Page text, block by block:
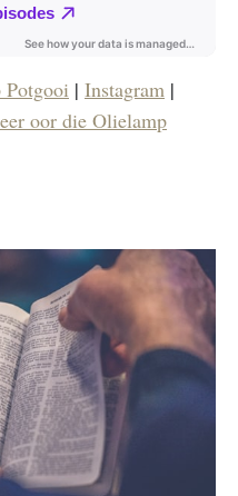
| Instagram |
oor die Olielamp